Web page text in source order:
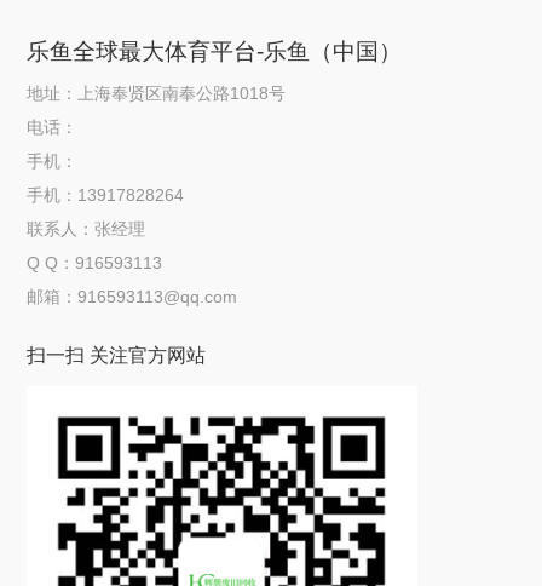
乐鱼全球最大体育平台-乐鱼（中国）
地址：上海奉贤区南奉公路1018号
电话：
手机：
手机：13917828264
联系人：张经理
Q Q：916593113
邮箱：916593113@qq.com
扫一扫 关注官方网站